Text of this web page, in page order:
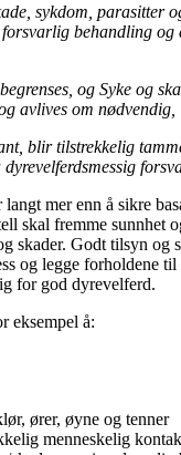
sykdom, parasitter
behandling og
og Syke og
avlives om nødvendig,
blir tilstrekkelig
dyrevelferdsmessig
mer enn å sikre
skal fremme sunnhet
skader. Godt tilsyn og
og legge forholdene
for god dyrevelferd.
eksempel å:
ører, øyne og tenner
menneskelig